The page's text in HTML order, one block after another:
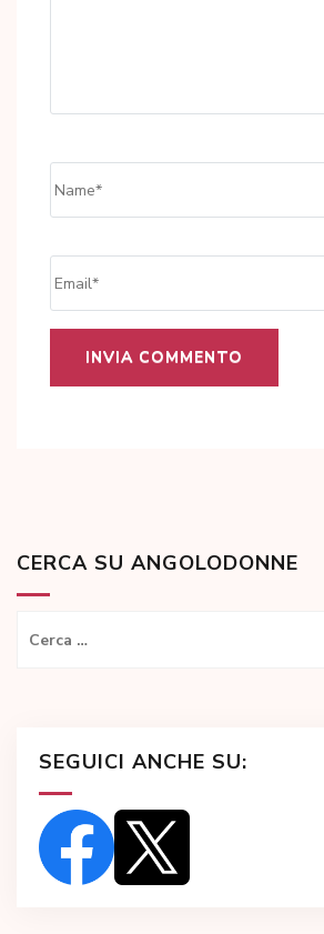
CERCA SU ANGOLODONNE
Ricerca
SEGUICI ANCHE SU: